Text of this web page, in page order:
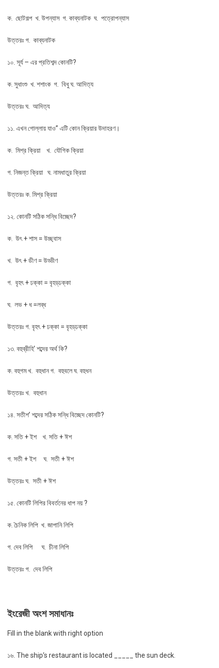
ক. ছােটগল্প খ. উপন্যাস গ. কাব্যনাটক ঘ. পত্রোপন্যাস
উত্তরঃ গ. কাব্যনাটক
১০. সূর্য – এর প্রতিশব্দ কোনটি?
ক. সুধাংশু খ. শশাংক গ. বিধু ঘ. আদিত্য
উত্তরঃ ঘ. আদিত্য
১১. এখন গােল্লায় যাও” এটি কোন ক্রিয়ার উদাহরণ।
ক. মিশ্র ক্রিয়া খ. যৌগিক ক্রিয়া
গ. নিজন্ত ক্রিয়া ঘ. নামধাতুর ক্রিয়া
উত্তরঃ ক. মিশ্র ক্রিয়া
১২. কোনটি সঠিক সন্ধি বিচ্ছেদ?
ক. উৎ + শাস = উচ্ছ্বাস
খ. উৎ + ডীণ = উড্ডীণ
গ. বৃহৎ + ঢক্কা = বৃহড্‌ঢক্কা
ঘ. লভ + ধ =লব্ধ
উত্তরঃ গ. বৃহৎ + ঢক্কা = বৃহড্‌ঢক্কা
১৩. বহুব্রীহি’ শব্দের অর্থ কি?
ক. বহুগম খ. বহুধান গ. বহুবলে ঘ. বহুধন
উত্তরঃ খ. বহুধান
১৪. সতীশ’ শব্দের সঠিক সন্ধি বিচ্ছেদ কোনটি?
ক. সতি + ইশ খ. সতি + ঈশ
গ. সতী + ইশ ঘ. সতী + ঈশ
উত্তরঃ ঘ. সতী + ঈশ
১৫. কোনটি লিপির বিবর্তনের ধাপ নয় ?
ক. চৈনিক লিপি খ. জাপানি লিপি
গ. দেব লিপি ঘ. চীনা লিপি
উত্তরঃ গ. দেব লিপি
ইংরেজী অংশ সমাধানঃ
Fill in the blank with right option
১৬. The ship’s restaurant is located _____ the sun deck.